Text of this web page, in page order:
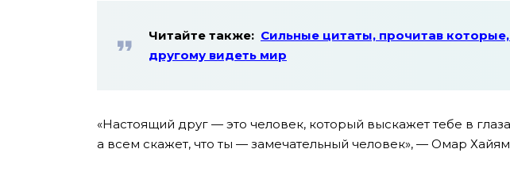
Читайте также: Сильные цитаты, прочитав
другому видеть мир
«Настоящий друг — это человек, который выскажет тебе в
а всем скажет, что ты — замечательный человек», — Омар